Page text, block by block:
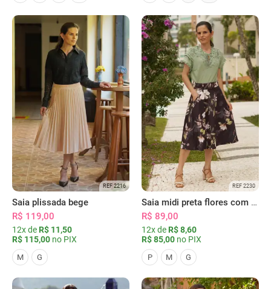
REF 2216
Saia plissada bege
R$ 119,00
12x de R$ 11,50
R$ 115,00 no PIX
M G
REF 2230
Saia midi preta flores com bolsos
R$ 89,00
12x de R$ 8,60
R$ 85,00 no PIX
P M G